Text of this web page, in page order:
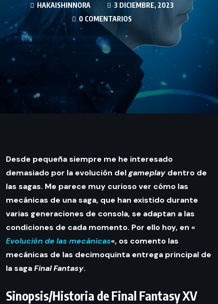
HAKAISHINNORA
3 DICIEMBRE, 2023
0 COMENTARIOS
Desde pequeña siempre me he interesado
demasiado por la evolución delgameplay dentro de
las sagas. Me parece muy curioso ver cómo las
mecánicas de una saga, que han existido durante
varias generaciones de consola, se adaptan a las
condiciones de cada momento. Por ello hoy, en «
Evolución de las mecánicas«, os comento las
mecánicas de las decimoquinta entrega principal de
la sagaFinal Fantasy.
Sinopsis/Historia de Final Fantasy XV